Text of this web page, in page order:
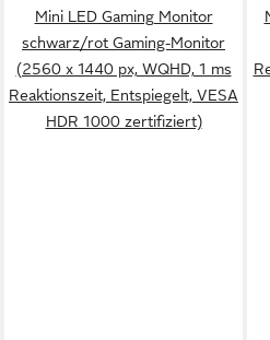
Mini LED Gaming Monitor
schwarz/rot Gaming-Monitor
(2560 x 1440 px, WQHD, 1 ms
Reaktionszeit, Entspiegelt, VESA
HDR 1000 zertifiziert)